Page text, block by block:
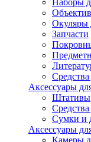
Наборы
Окуляры
Запчасти
Аксессуары
Штативы
Сумки и
Аксессуары
Камеры